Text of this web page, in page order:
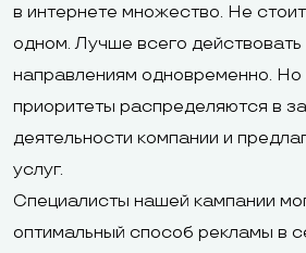
в интернете множество. Не
одном. Лучше всего
направлениям одновременно. Но
приоритеты распределяются в
деятельности компании и
услуг.
Специалисты нашей кампании
оптимальный способ рекламы в